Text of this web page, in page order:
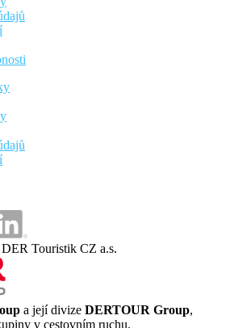
Touristik CZ a.s.
a její divize DERTOUR Group,
v cestovním ruchu.